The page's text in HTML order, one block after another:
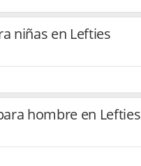
niñas en Lefties
hombre en Lefties